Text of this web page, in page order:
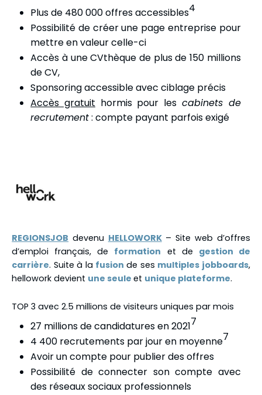
Plus de 480 000 offres accessibles4
Possibilité de créer une page entreprise pour
mettre en valeur celle-ci
Accès à une CVthèque de plus de 150 millions
de CV,
Sponsoring accessible avec ciblage précis
Accès gratuit hormis pour lescabinets de
recrutement: compte payant parfois exigé
REGIONSJOB devenu HELLOWORK– Site web d’offres
d’emploi français, de formation et de gestion de
carrière. Suite à la fusion de ses multiples jobboards,
hellowork devient une seuleet unique plateforme.
TOP 3 avec 2.5 millions de visiteurs uniques par mois
27 millions de candidatures en 20217
4 400 recrutements par jour en moyenne7
Avoir un compte pour publier des offres
Possibilité de connecter son compte avec
des réseaux sociaux professionnels